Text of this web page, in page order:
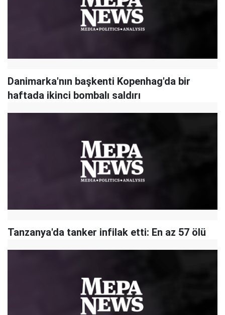
Danimarka'nın başkenti Kopenhag'da bir
haftada ikinci bombalı saldırı
Tanzanya'da tanker infilak etti: En az 57 ölü